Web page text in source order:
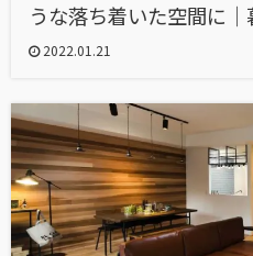
うな落ち着いた空間に
2022.01.21